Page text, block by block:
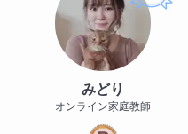
みどり
オンライン家庭教師